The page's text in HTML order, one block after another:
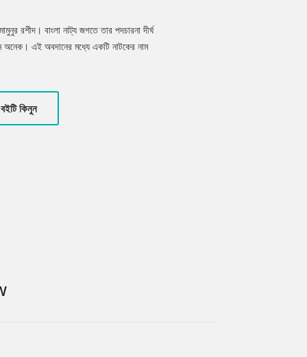
রশীদ। বাংলা নাট্য জগতে তার পদচারনা দীর্ঘ
অনেক। এই অবদানের মধ্যে একটি নাটকের নাম
ম্যাসেজ দেয়ার চেষ্টা করেছেন।
বইটি কিনুন